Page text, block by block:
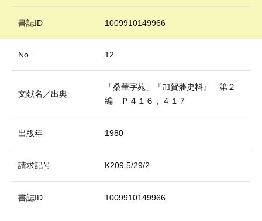
書誌ID 1009910149966
No. 12
文献名／出典
「桑華字苑」『加賀藩史料』 第２
編 Ｐ４１６，４１７
出版年 1980
請求記号 K209.5/29/2
書誌ID 1009910149966